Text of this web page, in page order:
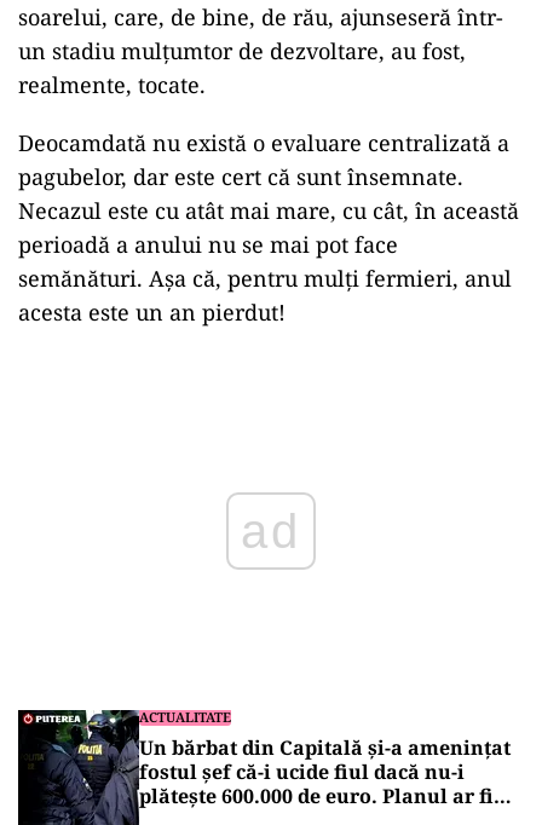
soarelui, care, de bine, de rău, ajunseseră într-
un stadiu mulțumtor de dezvoltare, au fost,
realmente, tocate.
Deocamdată nu există o evaluare centralizată a
pagubelor, dar este cert că sunt însemnate.
Necazul este cu atât mai mare, cu cât, în această
perioadă a anului nu se mai pot face
semănături. Așa că, pentru mulți fermieri, anul
acesta este un an pierdut!
ad
ACTUALITATE
Un bărbat din Capitală și-a amenințat
fostul șef că-i ucide fiul dacă nu-i
plătește 600.000 de euro. Planul ar fi